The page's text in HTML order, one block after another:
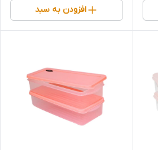
افزودن به سبد